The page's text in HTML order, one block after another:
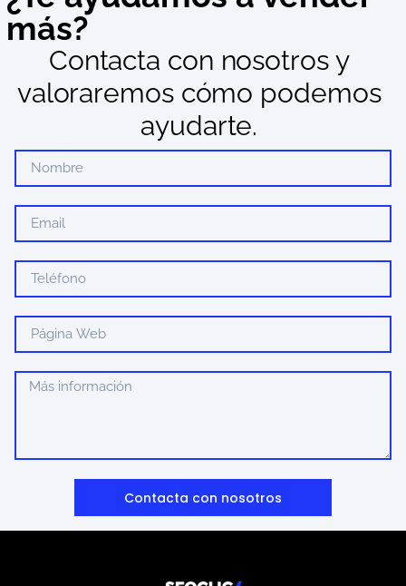
más?
Contacta con nosotros y
valoraremos cómo podemos
ayudarte.
Contacta con nosotros